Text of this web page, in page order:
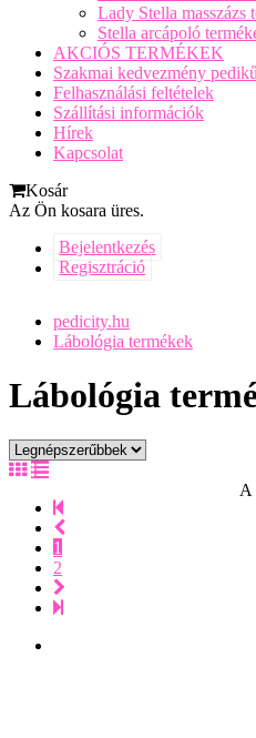
Lady Stella masszázs
Stella arcápoló
AKCIÓS TERMÉKEK
Szakmai kedvezmény
Felhasználási feltételek
Szállítási információk
Hírek
Kapcsolat
Kosár
Az Ön kosara üres.
Bejelentkezés
Regisztráció
pedicity.hu
Lábológia termékek
Lábológia
A
1
2